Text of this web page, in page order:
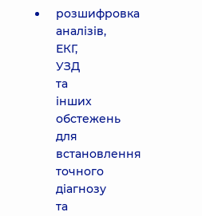
розшифровка
аналізів,
ЕКГ,
УЗД
та
інших
обстежень
для
встановлення
точного
діагнозу
та